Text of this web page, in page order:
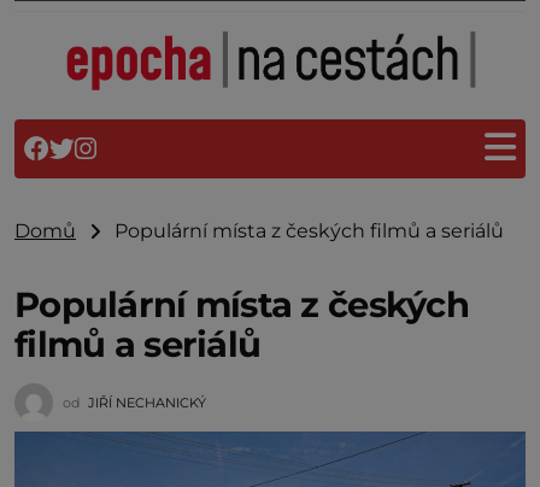
Domů Populární místa z českých filmů a seriálů
Populární místa z českých
filmů a seriálů
od JIŘÍ NECHANICKÝ